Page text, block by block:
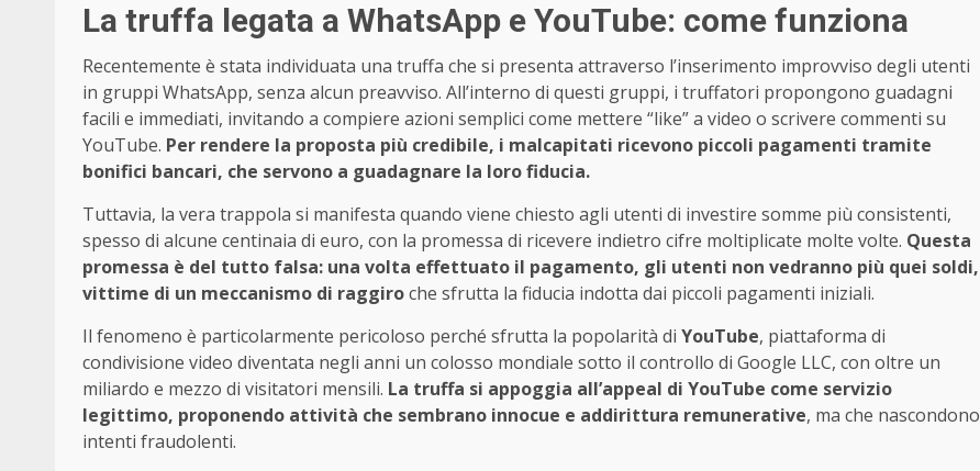
La truffa legata a WhatsApp e YouTube: come funziona
Recentemente è stata individuata una truffa che si presenta attraverso l’inserimento improvviso degli utenti
in gruppi WhatsApp, senza alcun preavviso. All’interno di questi gruppi, i truffatori propongono guadagni
facili e immediati, invitando a compiere azioni semplici come mettere “like” a video o scrivere commenti su
YouTube. Per rendere la proposta più credibile, i malcapitati ricevono piccoli pagamenti tramite
bonifici bancari, che servono a guadagnare la loro fiducia.
Tuttavia, la vera trappola si manifesta quando viene chiesto agli utenti di investire somme più consistenti,
spesso di alcune centinaia di euro, con la promessa di ricevere indietro cifre moltiplicate molte volte. Questa
promessa è del tutto falsa: una volta effettuato il pagamento, gli utenti non vedranno più quei soldi,
vittime di un meccanismo di raggiroche sfrutta la fiducia indotta dai piccoli pagamenti iniziali.
Il fenomeno è particolarmente pericoloso perché sfrutta la popolarità di YouTube, piattaforma di
condivisione video diventata negli anni un colosso mondiale sotto il controllo di Google LLC, con oltre un
miliardo e mezzo di visitatori mensili. La truffa si appoggia all’appeal di YouTube come servizio
legittimo, proponendo attività che sembrano innocue e addirittura remunerative, ma che nascondono
intenti fraudolenti.